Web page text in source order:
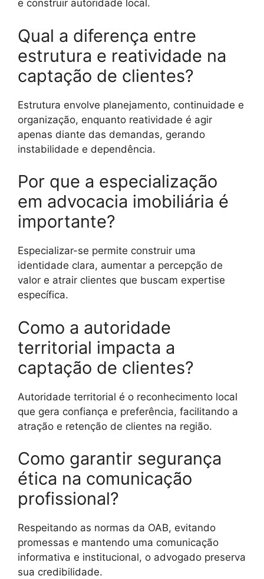
e construir autoridade local.
Qual a diferença entre
estrutura e reatividade na
captação de clientes?
Estrutura envolve planejamento, continuidade e
organização, enquanto reatividade é agir
apenas diante das demandas, gerando
instabilidade e dependência.
Por que a especialização
em advocacia imobiliária é
importante?
Especializar-se permite construir uma
identidade clara, aumentar a percepção de
valor e atrair clientes que buscam expertise
específica.
Como a autoridade
territorial impacta a
captação de clientes?
Autoridade territorial é o reconhecimento local
que gera confiança e preferência, facilitando a
atração e retenção de clientes na região.
Como garantir segurança
ética na comunicação
profissional?
Respeitando as normas da OAB, evitando
promessas e mantendo uma comunicação
informativa e institucional, o advogado preserva
sua credibilidade.